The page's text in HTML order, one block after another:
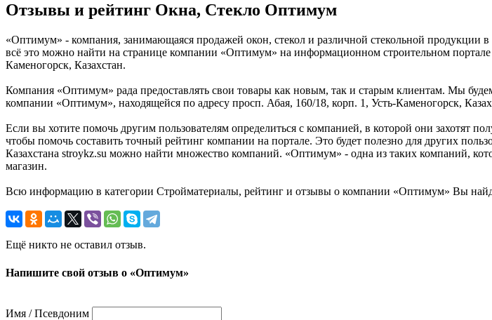
Отзывы и рейтинг Окна, Стекло Оптимум
«Оптимум» - компания, занимающаяся продажей окон, стекол и различной стекольной
всё это можно найти на странице компании «Оптимум» на информационном строительном
Каменогорск, Казахстан.
Компания «Оптимум» рада предоставлять свои товары как новым, так и старым клиентам. Мы
компании «Оптимум», находящейся по адресу просп. Абая, 160/18, корп. 1, Усть-Каменогорск,
Если вы хотите помочь другим пользователям определиться с компанией, в которой они захотят
чтобы помочь составить точный рейтинг компании на портале. Это будет полезно для других
Казахстана stroykz.su можно найти множество компаний. «Оптимум» - одна из таких компаний,
магазин.
Всю информацию в категории Стройматериалы, рейтинг и отзывы о компании «Оптимум» Вы
Ещё никто не оставил отзыв.
Напишите свой отзыв о «Оптимум»
Имя / Псевдоним